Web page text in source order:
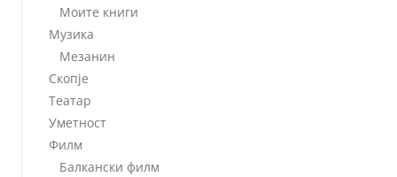
Моите книги
Музика
Мезанин
Скопје
Театар
Уметност
Филм
Балкански филм